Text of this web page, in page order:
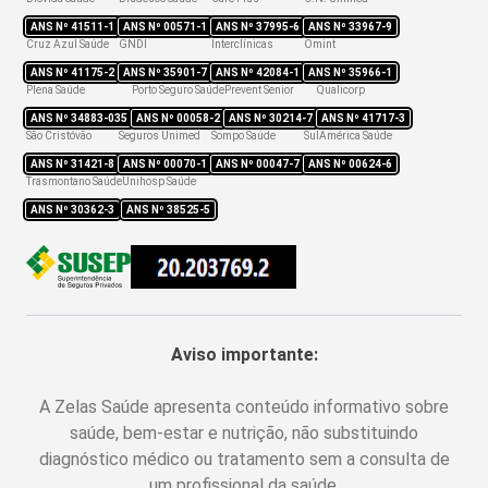
ANS Nº 41511-1 ANS Nº 00571-1 ANS Nº 37995-6 ANS Nº 33967-9
Cruz Azul Saúde
ANS Nº 41175-2
GNDI
ANS Nº 35901-7
Interclínicas
ANS Nº 42084-1
Omint
ANS Nº 35966-1
Plena Saúde
ANS Nº 34883-035
Porto Seguro Saúde
ANS Nº 00058-2
Prevent Senior
ANS Nº 30214-7
Qualicorp
ANS Nº 41717-3
São Cristóvão
ANS Nº 31421-8
Seguros Unimed
ANS Nº 00070-1
Sompo Saúde
ANS Nº 00047-7
SulAmérica Saúde
ANS Nº 00624-6
Trasmontano Saúde
ANS Nº 30362-3
Unihosp Saúde
ANS Nº 38525-5
Aviso importante:
A Zelas Saúde apresenta conteúdo informativo sobre
saúde, bem-estar e nutrição, não substituindo
diagnóstico médico ou tratamento sem a consulta de